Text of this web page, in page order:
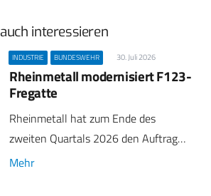
interessieren
INDUSTRIE BUNDESWEHR 30. Juli 2026
Rheinmetall modernisiert F123-
Fregatte
Rheinmetall hat zum Ende des
zweiten Quartals 2026 den Auftrag…
Mehr